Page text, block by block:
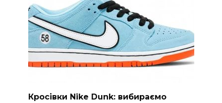
Кросівки Nike Dunk: вибираємо